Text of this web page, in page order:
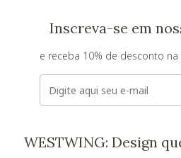
Inscreva-se em
e receba 10% de desconto
E-mail
WESTWING: Design